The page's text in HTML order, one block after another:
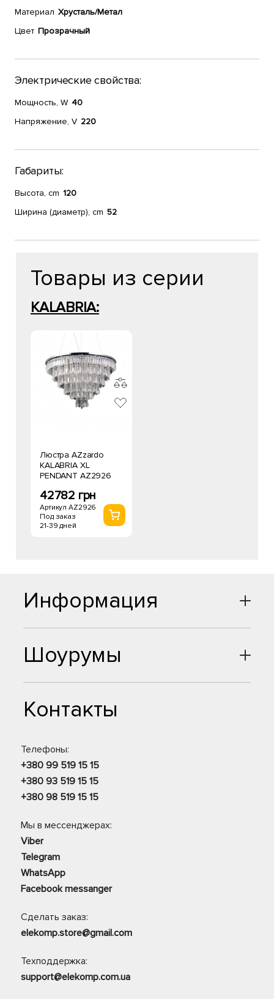
Материал Хрусталь/Метал
Цвет Прозрачный
Электрические свойства:
Мощность, W 40
Напряжение, V 220
Габариты:
Высота, cm 120
Ширина (диаметр), cm 52
Товары из серии
KALABRIA:
Люстра AZzardo
KALABRIA XL
PENDANT AZ2926
42782 грн
Артикул AZ2926
Под заказ
21-39 дней
Шоурумы
Контакты
Телефоны:
+380 99 519 15 15
+380 93 519 15 15
+380 98 519 15 15
Мы в мессенджерах:
Viber
Telegram
WhatsApp
Facebook messanger
Сделать заказ:
elekomp.store@gmail.com
Техподдержка:
support@elekomp.com.ua
Информация